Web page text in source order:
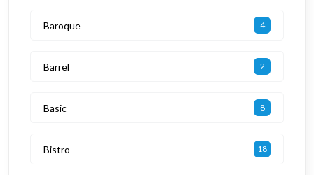
Baroque 4
Barrel 2
Basic 8
Bistro 18